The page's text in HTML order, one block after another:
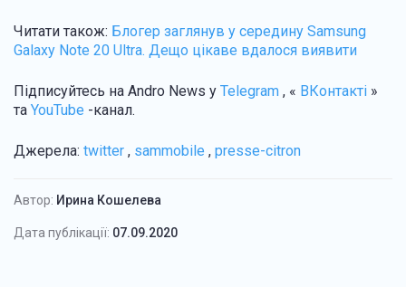
Читати також: Блогер заглянув у середину Samsung
Galaxy Note 20 Ultra. Дещо цікаве вдалося виявити
Підписуйтесь на Andro News у Telegram , « ВКонтакті »
та YouTube -канал.
Джерела: twitter , sammobile , presse-citron
Автор: Ирина Кошелева
Дата публікації: 07.09.2020